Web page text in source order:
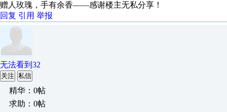
赠人玫瑰，手有余香——感谢楼主无私分享！
回复 引用 举报
无法看到32
关注 私信
精华：0帖
求助：0帖